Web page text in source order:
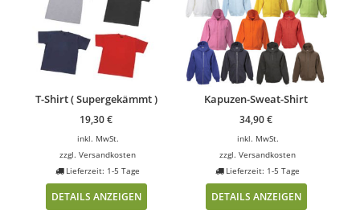
T-Shirt ( Supergekämmt )
19,30€
inkl. MwSt.
zzgl.Versandkosten
Lieferzeit: 1-5 Tage
DETAILS ANZEIGEN
Kapuzen-Sweat-Shirt
34,90€
inkl. MwSt.
zzgl.Versandkosten
Lieferzeit: 1-5 Tage
DETAILS ANZEIGEN